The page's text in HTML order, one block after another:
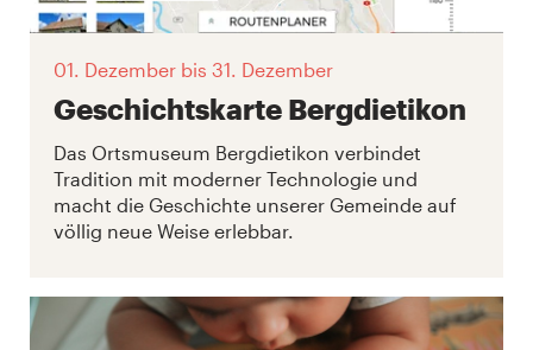
01. Dezember bis 31. Dezember
Geschichtskarte Bergdietikon
Das Ortsmuseum Bergdietikon verbindet
Tradition mit moderner Technologie und
macht die Geschichte unserer Gemeinde auf
völlig neue Weise erlebbar.